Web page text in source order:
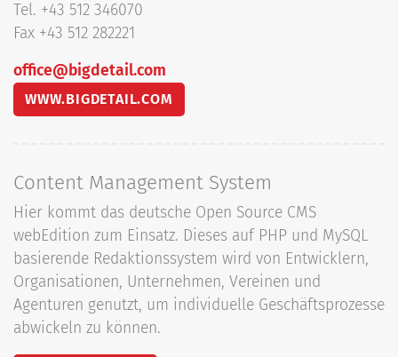
Tel. +43 512 346070
Fax +43 512 282221
office@bigdetail.com
WWW.BIGDETAIL.COM
Content Management System
Hier kommt das deutsche Open Source CMS
webEdition zum Einsatz. Dieses auf PHP und MySQL
basierende Redaktionssystem wird von Entwicklern,
Organisationen, Unternehmen, Vereinen und
Agenturen genutzt, um individuelle Geschäftsprozesse
abwickeln zu können.